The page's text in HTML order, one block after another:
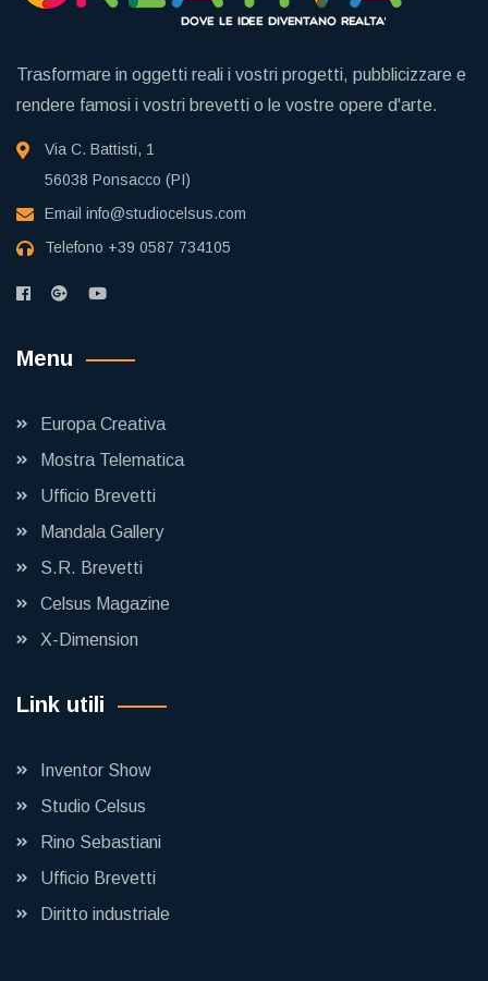
Trasformare in oggetti reali i vostri progetti, pubblicizzare e
rendere famosi i vostri brevetti o le vostre opere d'arte.
Via C. Battisti, 1
56038 Ponsacco (PI)
Email info@studiocelsus.com
Telefono +39 0587 734105
Menu
Europa Creativa
Mostra Telematica
Ufficio Brevetti
Mandala Gallery
S.R. Brevetti
Celsus Magazine
X-Dimension
Link utili
Inventor Show
Studio Celsus
Rino Sebastiani
Ufficio Brevetti
Diritto industriale